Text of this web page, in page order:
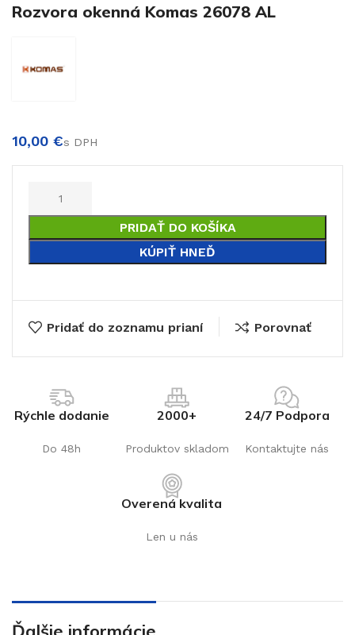
Rozvora okenná Komas 26078 AL
€
PRIDAŤ DO KOŠÍKA
KÚPIŤ HNEĎ
Pridať do zoznamu prianí Porovnať
Rýchle dodanie
Do 48h
2000+
Produktov skladom
24/7 Podpora
Kontaktujte nás
Overená kvalita
Len u nás